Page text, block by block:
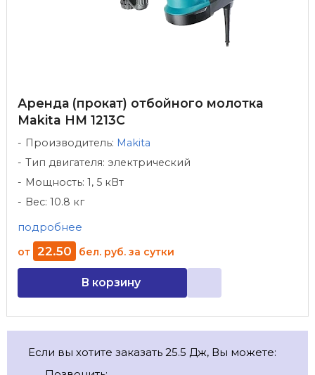
Аренда (прокат) отбойного молотка
Makita HM 1213C
Производитель: Makita
Тип двигателя: электрический
Мощность: 1, 5 кВт
Вес: 10.8 кг
подробнее
от 22.50 бел. руб. за сутки
В корзину
Если вы хотите заказать 25.5 Дж, Вы можете: